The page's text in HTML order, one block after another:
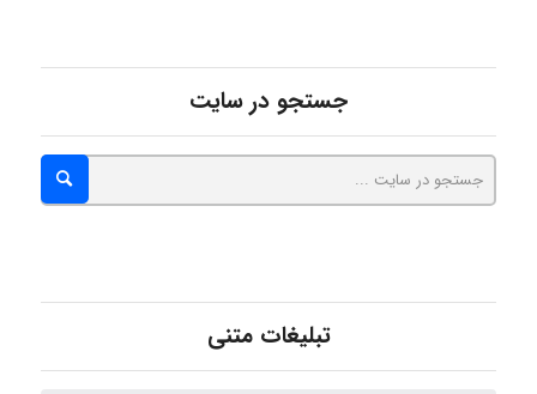
hosein abdolvand
جستجو در سایت
تبلیغات متنی